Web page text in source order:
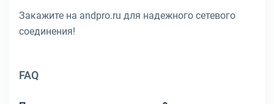
Закажите на andpro.ru для надежного сетевого
соединения!
FAQ